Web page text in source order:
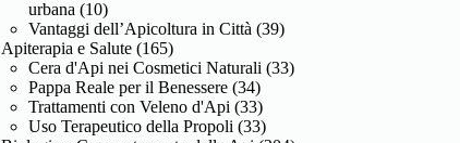
urbana (10)
Vantaggi dell’Apicoltura in Città (39)
Apiterapia e Salute (165)
Cera d'Api nei Cosmetici Naturali (33)
Pappa Reale per il Benessere (34)
Trattamenti con Veleno d'Api (33)
Uso Terapeutico della Propoli (33)